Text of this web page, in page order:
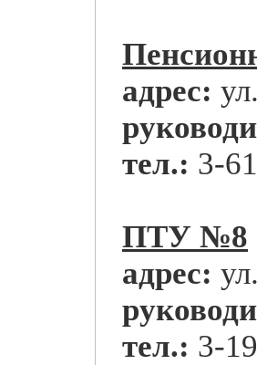
адрес:
тел.: 3-
ПТУ №8
адрес:
тел.: 3-